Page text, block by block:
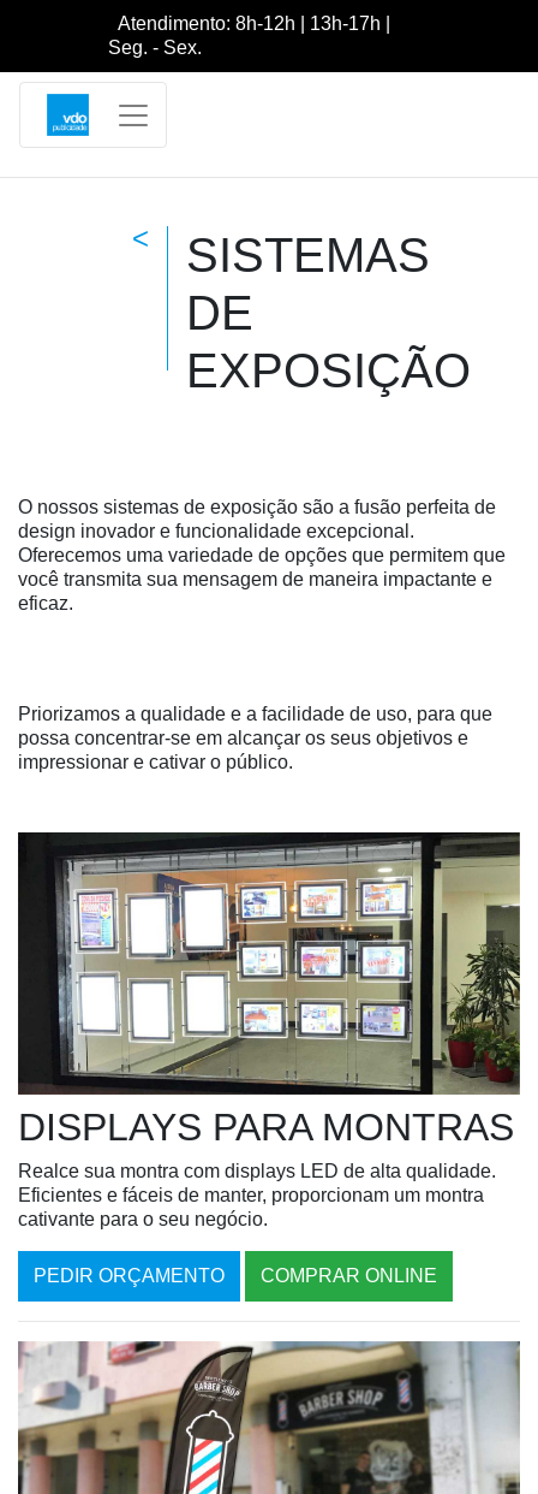
Atendimento: 8h-12h | 13h-17h |
Seg. - Sex.
<
SISTEMAS
DE
EXPOSIÇÃO
O nossos sistemas de exposição são a fusão perfeita de
design inovador e funcionalidade excepcional.
Oferecemos uma variedade de opções que permitem que
você transmita sua mensagem de maneira impactante e
eficaz.
Priorizamos a qualidade e a facilidade de uso, para que
possa concentrar-se em alcançar os seus objetivos e
impressionar e cativar o público.
DISPLAYS PARA MONTRAS
Realce sua montra com displays LED de alta qualidade.
Eficientes e fáceis de manter, proporcionam um montra
cativante para o seu negócio.
PEDIR ORÇAMENTO COMPRAR ONLINE